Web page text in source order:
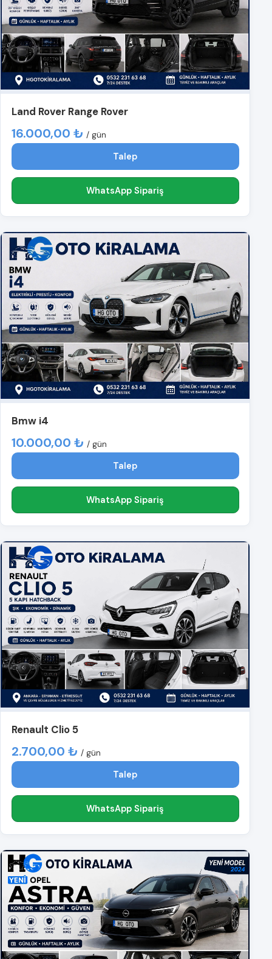
Land Rover Range Rover
16.000,00 ₺ / gün
Talep
WhatsApp Sipariş
Bmw i4
10.000,00 ₺ / gün
Talep
WhatsApp Sipariş
Renault Clio 5
2.700,00 ₺ / gün
Talep
WhatsApp Sipariş